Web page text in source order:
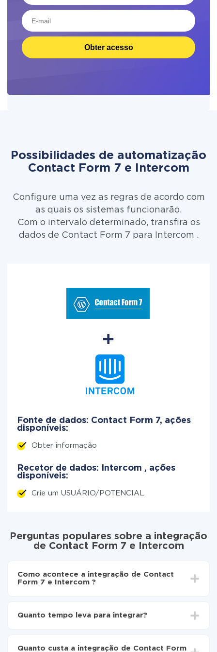
Obter acesso
Possibilidades de automatização
Contact Form 7 e Intercom
Configure uma vez as regras de acordo com
as quais os sistemas funcionarão.
Com o intervalo determinado, transfira os
dados de Contact Form 7 para Intercom .
Fonte de dados: Contact Form 7, ações
disponíveis:
Obter informação
Recetor de dados: Intercom , ações
disponíveis:
Crie um USUÁRIO/POTENCIAL
Perguntas populares sobre a integração
de Contact Form 7 e Intercom
Como acontece a integração de Contact
Form 7 e Intercom ?
para Intercom
automaticamente de Contact Form 7 para
Quanto tempo leva para integrar?
Quanto custa a integração de Contact Form